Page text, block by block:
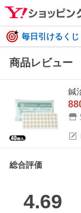
毎日引けるく
商品レビュー
総合評価
4.69